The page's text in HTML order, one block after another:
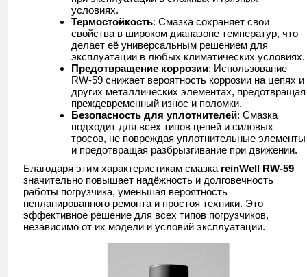
условиях.
Термостойкость: Смазка сохраняет свои
свойства в широком диапазоне температур, что
делает её универсальным решением для
эксплуатации в любых климатических условиях.
Предотвращение коррозии: Использование
RW-59 снижает вероятность коррозии на цепях и
других металлических элементах, предотвращая
преждевременный износ и поломки.
Безопасность для уплотнителей: Смазка
подходит для всех типов цепей и силовых
тросов, не повреждая уплотнительные элементы
и предотвращая разбрызгивание при движении.
Благодаря этим характеристикам смазка reinWell RW-59
значительно повышает надёжность и долговечность
работы погрузчика, уменьшая вероятность
непланированного ремонта и простоя техники. Это
эффективное решение для всех типов погрузчиков,
независимо от их модели и условий эксплуатации.